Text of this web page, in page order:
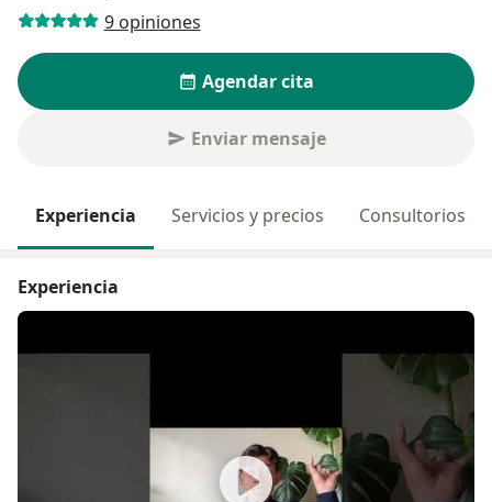
9 opiniones
Agendar cita
Enviar mensaje
Experiencia Servicios y precios Consultorios
Experiencia